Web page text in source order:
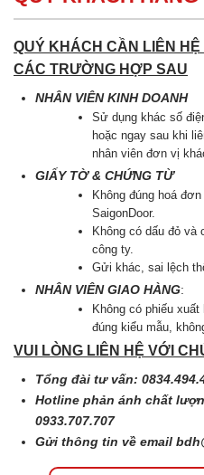
QUÝ KHÁCH CẦN LIÊN
CÁC TRƯỜNG HỢP SAU
NHÂN VIÊN KINH DOANH
Sử dụng khác số
hoặc ngay sau khi
nhân viên đơn vị
GIẤY TỜ & CHỨNG TỪ
Không đúng hoá
SaigonDoor.
Không có dấu đỏ
công ty.
Gửi khác, sai lệch
NHÂN VIÊN GIAO HÀNG:
Không có phiếu
đúng kiểu mẫu,
VUI LÒNG LIÊN HỆ VỚI
Tổng đài tư vấn:
Hotline phản ánh chất
0933.707.707
Gửi thông tin về email